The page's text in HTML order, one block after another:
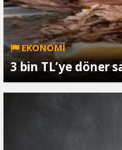
EKONOMİ
3 bin TL’ye döner